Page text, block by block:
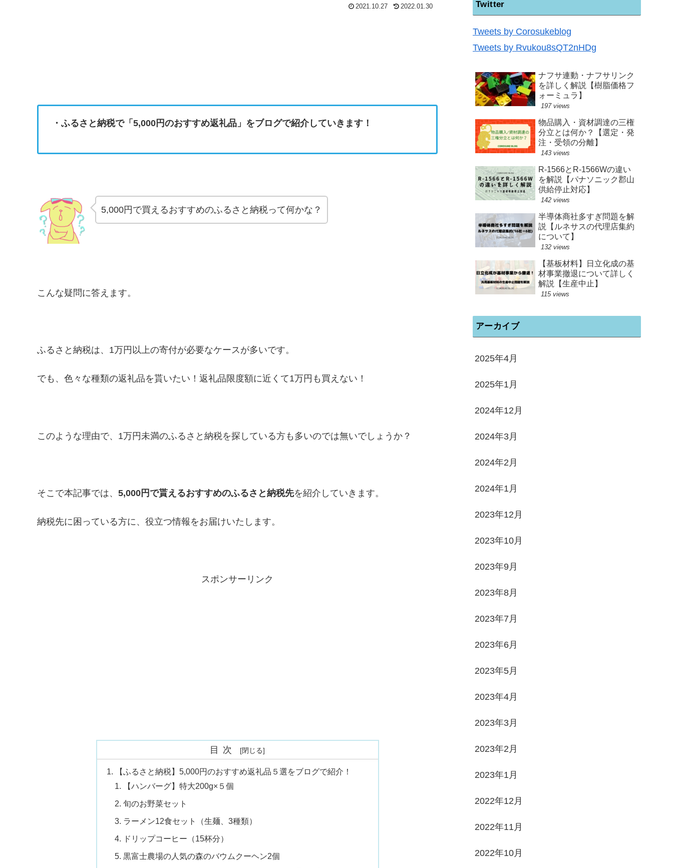
2021.10.27 2022.01.30
・ふるさと納税で「5,000円のおすすめ返礼品」をブログで紹介していきます！
5,000円で買えるおすすめのふるさと納税って何かな？
こんな疑問に答えます。
ふるさと納税は、1万円以上の寄付が必要なケースが多いです。
でも、色々な種類の返礼品を貰いたい！返礼品限度額に近くて1万円も買えない！
このような理由で、1万円未満のふるさと納税を探している方も多いのでは無いでしょうか？
そこで本記事では、 5,000円で貰えるおすすめのふるさと納税先を紹介していきます。
納税先に困っている方に、役立つ情報をお届けいたします。
スポンサーリンク
目次
【ふるさと納税】5,000円のおすすめ返礼品５選をブログで紹介！
【ハンバーグ】特大200g×５個
旬のお野菜セット
ラーメン12食セット（生麺、3種類）
ドリップコーヒー（15杯分）
黒富士農場の人気の森のバウムクーヘン2個
Twitter
Tweets by Corosukeblog
Tweets by Rvukou8sQT2nHDg
ナフサ連動・ナフサリンク
を詳しく解説【樹脂価格フ
ォーミュラ】
197 views
物品購入・資材調達の三権
分立とは何か？【選定・発
注・受領の分離】
143 views
R-1566とR-1566Wの違い
を解説【パナソニック郡山
供給停止対応】
142 views
半導体商社多すぎ問題を解
説【ルネサスの代理店集約
について】
132 views
【基板材料】日立化成の基
材事業撤退について詳しく
解説【生産中止】
115 views
アーカイブ
2025年4月
2025年1月
2024年12月
2024年3月
2024年2月
2024年1月
2023年12月
2023年10月
2023年9月
2023年8月
2023年7月
2023年6月
2023年5月
2023年4月
2023年3月
2023年2月
2023年1月
2022年12月
2022年11月
2022年10月